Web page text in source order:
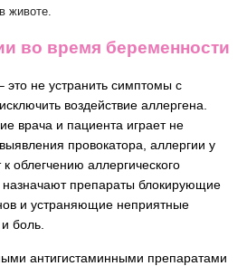
животе.
во время беременности
не устранить симптомы с
воздействие аллергена.
врача и пациента играет не
провокатора, аллергии у
облегчению аллергического
препараты блокирующие
и устраняющие неприятные
боль.
антигистаминными препаратами